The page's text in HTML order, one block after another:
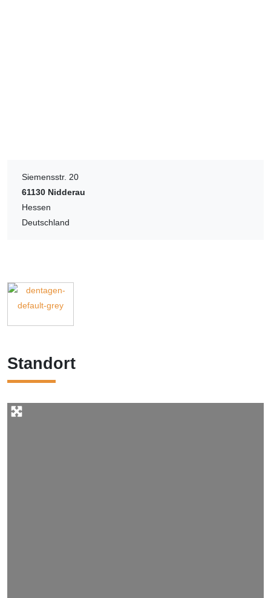
Siemensstr. 20
61130 Nidderau
Hessen
Deutschland
Standort